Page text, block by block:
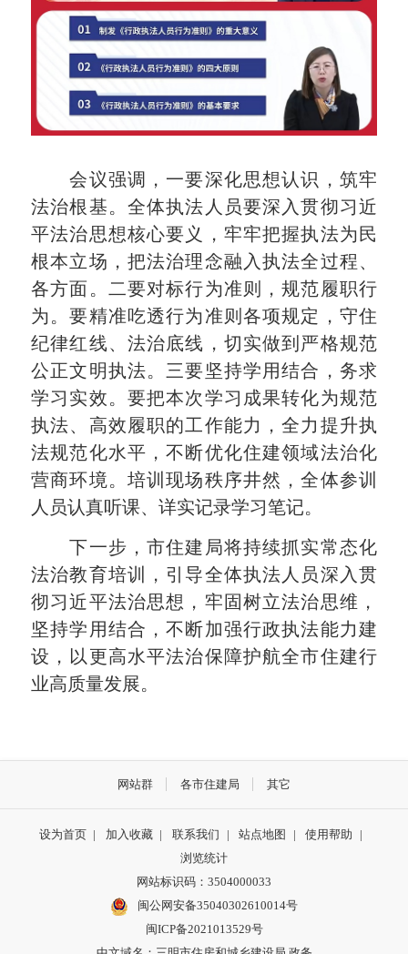
会议强调，一要深化思想认识，筑牢
法治根基。全体执法人员要深入贯彻习近
平法治思想核心要义，牢牢把握执法为民
根本立场，把法治理念融入执法全过程、
各方面。二要对标行为准则，规范履职行
为。要精准吃透行为准则各项规定，守住
纪律红线、法治底线，切实做到严格规范
公正文明执法。三要坚持学用结合，务求
学习实效。要把本次学习成果转化为规范
执法、高效履职的工作能力，全力提升执
法规范化水平，不断优化住建领域法治化
营商环境。培训现场秩序井然，全体参训
人员认真听课、详实记录学习笔记。
下一步，市住建局将持续抓实常态化
法治教育培训，引导全体执法人员深入贯
彻习近平法治思想，牢固树立法治思维，
坚持学用结合，不断加强行政执法能力建
设，以更高水平法治保障护航全市住建行
业高质量发展。
网站群 各市住建局 其它
设为首页 | 加入收藏 | 联系我们 | 站点地图 | 使用帮助
|
浏览统计
网站标识码：3504000033
闽公网安备35040302610014号
闽ICP备2021013529号